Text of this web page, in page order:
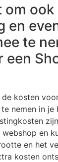
om
en
te
een
kosten
nemen in
en
en het
kosten